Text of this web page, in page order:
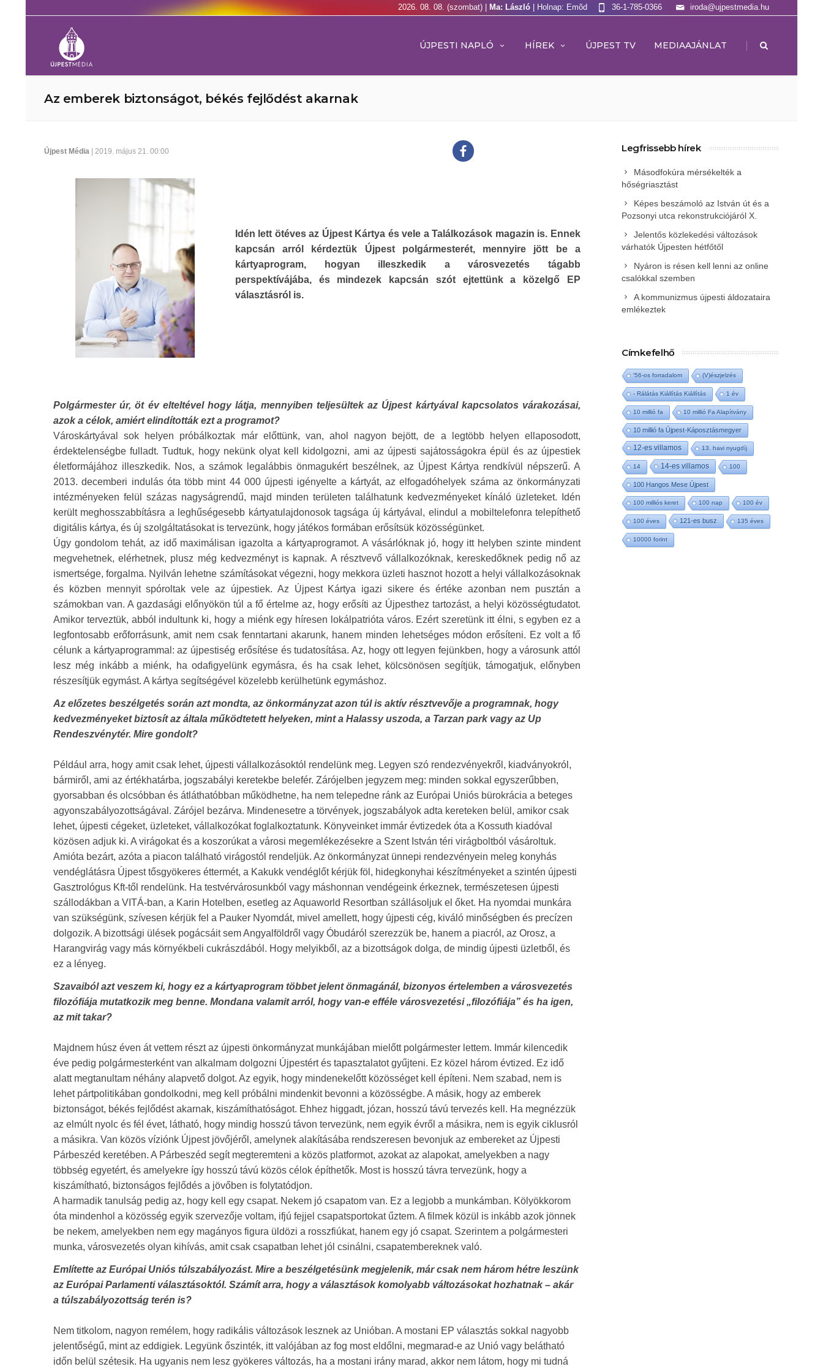
2026. 08. 08. (szombat) | Ma: László | Holnap: Emõd iroda@ujpestmedia.hu
36-1-785-0366
ÚJPESTI NAPLÓ HÍREK ÚJPEST TV MEDIAAJÁNLAT |
Az emberek biztonságot, békés fejlődést akarnak
Újpest Média | 2019. május 21. 00:00
Idén lett ötéves az Újpest Kártya és vele a Találkozások magazin is. Ennek
kapcsán arról kérdeztük Újpest polgármesterét, mennyire jött be a
kártyaprogram, hogyan illeszkedik a városvezetés tágabb
perspektívájába, és mindezek kapcsán szót ejtettünk a közelgő EP
választásról is.
Polgármester úr, öt év elteltével hogy látja, mennyiben teljesültek az Újpest kártyával kapcsolatos várakozásai,
azok a célok, amiért elindították ezt a programot?
Városkártyával sok helyen próbálkoztak már előttünk, van, ahol nagyon bejött, de a legtöbb helyen ellaposodott,
érdektelenségbe fulladt. Tudtuk, hogy nekünk olyat kell kidolgozni, ami az újpesti sajátosságokra épül és az újpestiek
életformájához illeszkedik. Nos, a számok legalábbis önmagukért beszélnek, az Újpest Kártya rendkívül népszerű. A
2013. decemberi indulás óta több mint 44 000 újpesti igényelte a kártyát, az elfogadóhelyek száma az önkormányzati
intézményeken felül százas nagyságrendű, majd minden területen találhatunk kedvezményeket kínáló üzleteket. Idén
került meghosszabbításra a leghűségesebb kártyatulajdonosok tagsága új kártyával, elindul a mobiltelefonra telepíthető
digitális kártya, és új szolgáltatásokat is tervezünk, hogy játékos formában erősítsük közösségünket.
Úgy gondolom tehát, az idő maximálisan igazolta a kártyaprogramot. A vásárlóknak jó, hogy itt helyben szinte mindent
megvehetnek, elérhetnek, plusz még kedvezményt is kapnak. A résztvevő vállalkozóknak, kereskedőknek pedig nő az
ismertsége, forgalma. Nyilván lehetne számításokat végezni, hogy mekkora üzleti hasznot hozott a helyi vállalkozásoknak
és közben mennyit spóroltak vele az újpestiek. Az Újpest Kártya igazi sikere és értéke azonban nem pusztán a
számokban van. A gazdasági előnyökön túl a fő értelme az, hogy erősíti az Újpesthez tartozást, a helyi közösségtudatot.
Amikor terveztük, abból indultunk ki, hogy a miénk egy híresen lokálpatrióta város. Ezért szeretünk itt élni, s egyben ez a
legfontosabb erőforrásunk, amit nem csak fenntartani akarunk, hanem minden lehetséges módon erősíteni. Ez volt a fő
célunk a kártyaprogrammal: az újpestiség erősítése és tudatosítása. Az, hogy ott legyen fejünkben, hogy a városunk attól
lesz még inkább a miénk, ha odafigyelünk egymásra, és ha csak lehet, kölcsönösen segítjük, támogatjuk, előnyben
részesítjük egymást. A kártya segítségével közelebb kerülhetünk egymáshoz.
Az előzetes beszélgetés során azt mondta, az önkormányzat azon túl is aktív résztvevője a programnak, hogy
kedvezményeket biztosít az általa működtetett helyeken, mint a Halassy uszoda, a Tarzan park vagy az Up
Rendeszvénytér. Mire gondolt?
Például arra, hogy amit csak lehet, újpesti vállalkozásoktól rendelünk meg. Legyen szó rendezvényekről, kiadványokról,
bármiről, ami az értékhatárba, jogszabályi keretekbe belefér. Zárójelben jegyzem meg: minden sokkal egyszerűbben,
gyorsabban és olcsóbban és átláthatóbban működhetne, ha nem telepedne ránk az Európai Uniós bürokrácia a beteges
agyonszabályozottságával. Zárójel bezárva. Mindenesetre a törvények, jogszabályok adta kereteken belül, amikor csak
lehet, újpesti cégeket, üzleteket, vállalkozókat foglalkoztatunk. Könyveinket immár évtizedek óta a Kossuth kiadóval
közösen adjuk ki. A virágokat és a koszorúkat a városi megemlékezésekre a Szent István téri virágboltból vásároltuk.
Amióta bezárt, azóta a piacon található virágostól rendeljük. Az önkormányzat ünnepi rendezvényein meleg konyhás
vendéglátásra Újpest tősgyökeres éttermét, a Kakukk vendéglőt kérjük föl, hidegkonyhai készítményeket a szintén újpesti
Gasztrológus Kft-től rendelünk. Ha testvérvárosunkból vagy máshonnan vendégeink érkeznek, természetesen újpesti
szállodákban a VITÁ-ban, a Karin Hotelben, esetleg az Aquaworld Resortban szállásoljuk el őket. Ha nyomdai munkára
van szükségünk, szívesen kérjük fel a Pauker Nyomdát, mivel amellett, hogy újpesti cég, kiváló minőségben és precízen
dolgozik. A bizottsági ülések pogácsáit sem Angyalföldről vagy Óbudáról szerezzük be, hanem a piacról, az Orosz, a
Harangvirág vagy más környékbeli cukrászdából. Hogy melyikből, az a bizottságok dolga, de mindig újpesti üzletből, és
ez a lényeg.
Szavaiból azt veszem ki, hogy ez a kártyaprogram többet jelent önmagánál, bizonyos értelemben a városvezetés
filozófiája mutatkozik meg benne. Mondana valamit arról, hogy van-e efféle városvezetési „filozófiája” és ha igen,
az mit takar?
Majdnem húsz éven át vettem részt az újpesti önkormányzat munkájában mielőtt polgármester lettem. Immár kilencedik
éve pedig polgármesterként van alkalmam dolgozni Újpestért és tapasztalatot gyűjteni. Ez közel három évtized. Ez idő
alatt megtanultam néhány alapvető dolgot. Az egyik, hogy mindenekelőtt közösséget kell építeni. Nem szabad, nem is
lehet pártpolitikában gondolkodni, meg kell próbálni mindenkit bevonni a közösségbe. A másik, hogy az emberek
biztonságot, békés fejlődést akarnak, kiszámíthatóságot. Ehhez higgadt, józan, hosszú távú tervezés kell. Ha megnézzük
az elmúlt nyolc és fél évet, látható, hogy mindig hosszú távon tervezünk, nem egyik évről a másikra, nem is egyik ciklusról
a másikra. Van közös víziónk Újpest jövőjéről, amelynek alakításába rendszeresen bevonjuk az embereket az Újpesti
Párbeszéd keretében. A Párbeszéd segít megteremteni a közös platformot, azokat az alapokat, amelyekben a nagy
többség egyetért, és amelyekre így hosszú távú közös célok építhetők. Most is hosszú távra tervezünk, hogy a
kiszámítható, biztonságos fejlődés a jövőben is folytatódjon.
A harmadik tanulság pedig az, hogy kell egy csapat. Nekem jó csapatom van. Ez a legjobb a munkámban. Kölyökkorom
óta mindenhol a közösség egyik szervezője voltam, ifjú fejjel csapatsportokat űztem. A filmek közül is inkább azok jönnek
be nekem, amelyekben nem egy magányos figura üldözi a rosszfiúkat, hanem egy jó csapat. Szerintem a polgármesteri
munka, városvezetés olyan kihívás, amit csak csapatban lehet jól csinálni, csapatembereknek való.
Említette az Európai Uniós túlszabályozást. Mire a beszélgetésünk megjelenik, már csak nem három hétre leszünk
az Európai Parlamenti választásoktól. Számít arra, hogy a választások komolyabb változásokat hozhatnak – akár
a túlszabályozottság terén is?
Nem titkolom, nagyon remélem, hogy radikális változások lesznek az Unióban. A mostani EP választás sokkal nagyobb
jelentőségű, mint az eddigiek. Legyünk őszinték, itt valójában az fog most eldőlni, megmarad-e az Unió vagy belátható
időn belül szétesik. Ha ugyanis nem lesz gyökeres változás, ha a mostani irány marad, akkor nem látom, hogy mi tudná
Legfrissebb hírek
Másodfokúra mérsékelték a
hőségriasztást
Képes beszámoló az István út és a
Pozsonyi utca rekonstrukciójáról X.
Jelentős közlekedési változások
várhatók Újpesten hétfőtől
Nyáron is résen kell lenni az online
csalókkal szemben
A kommunizmus újpesti áldozataira
emlékeztek
Címkefelhő
'56-os forradalom (V)észjelzés
- Rálátás Kiállítás Kiállítás 1 év
10 millió fa 10 millió Fa Alapítvány
10 millió fa Újpest-Káposztásmegyer
12-es villamos 13. havi nyugdíj
14 14-es villamos 100
100 Hangos Mese Újpest
100 milliós keret 100 nap 100 év
100 éves 121-es busz 135 éves
10000 forint